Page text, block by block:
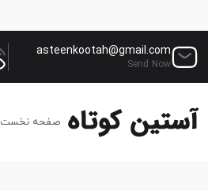
asteenkootah@gmail.com
Send Now
صفحه نخست